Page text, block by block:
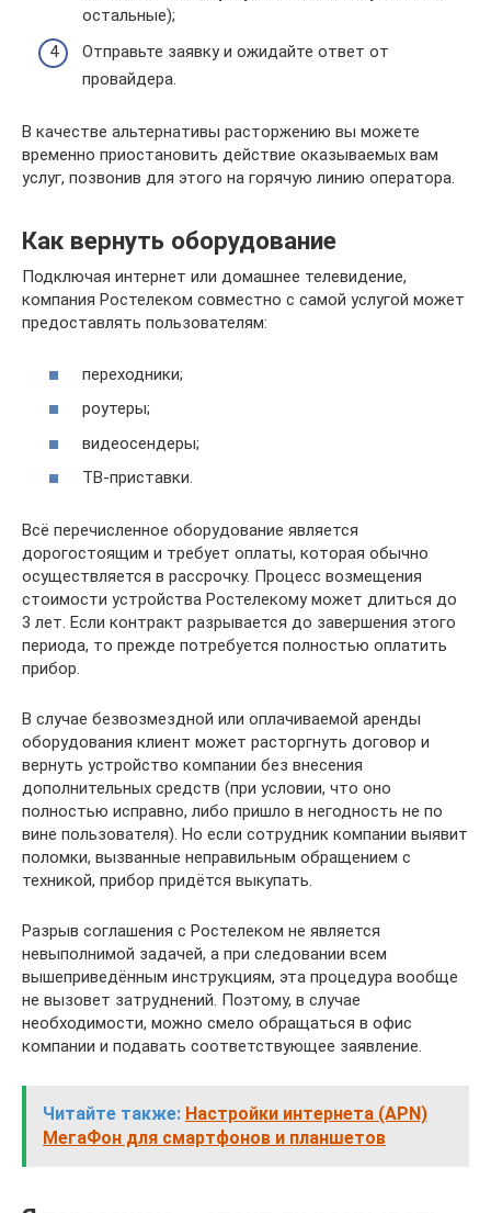
остальные);
Отправьте заявку и ожидайте ответ от
провайдера.
В качестве альтернативы расторжению вы можете
временно приостановить действие оказываемых вам
услуг, позвонив для этого на горячую линию оператора.
Как вернуть оборудование
Подключая интернет или домашнее телевидение,
компания Ростелеком совместно с самой услугой может
предоставлять пользователям:
переходники;
роутеры;
видеосендеры;
ТВ-приставки.
Всё перечисленное оборудование является
дорогостоящим и требует оплаты, которая обычно
осуществляется в рассрочку. Процесс возмещения
стоимости устройства Ростелекому может длиться до
3 лет. Если контракт разрывается до завершения этого
периода, то прежде потребуется полностью оплатить
прибор.
В случае безвозмездной или оплачиваемой аренды
оборудования клиент может расторгнуть договор и
вернуть устройство компании без внесения
дополнительных средств (при условии, что оно
полностью исправно, либо пришло в негодность не по
вине пользователя). Но если сотрудник компании выявит
поломки, вызванные неправильным обращением с
техникой, прибор придётся выкупать.
Разрыв соглашения с Ростелеком не является
невыполнимой задачей, а при следовании всем
вышеприведённым инструкциям, эта процедура вообще
не вызовет затруднений. Поэтому, в случае
необходимости, можно смело обращаться в офис
компании и подавать соответствующее заявление.
Читайте также: Настройки интернета (APN)
МегаФон для смартфонов и планшетов